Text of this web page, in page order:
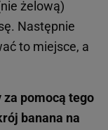
żelową)
Następnie
to miejsce, a
za pomocą tego
banana na